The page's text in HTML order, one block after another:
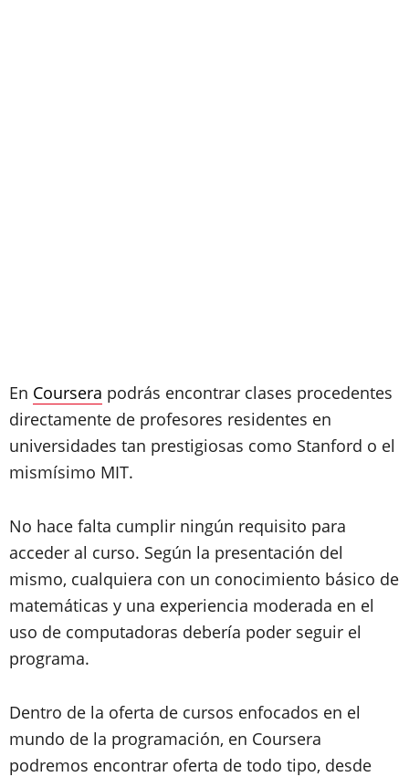
En Coursera podrás encontrar clases procedentes
directamente de profesores residentes en
universidades tan prestigiosas como Stanford o el
mismísimo MIT.
No hace falta cumplir ningún requisito para
acceder al curso. Según la presentación del
mismo, cualquiera con un conocimiento básico de
matemáticas y una experiencia moderada en el
uso de computadoras debería poder seguir el
programa.
Dentro de la oferta de cursos enfocados en el
mundo de la programación, en Coursera
podremos encontrar oferta de todo tipo, desde